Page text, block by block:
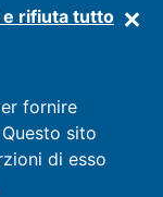
e rifiuta tutto
fornire
sito
di esso
MASSERIA